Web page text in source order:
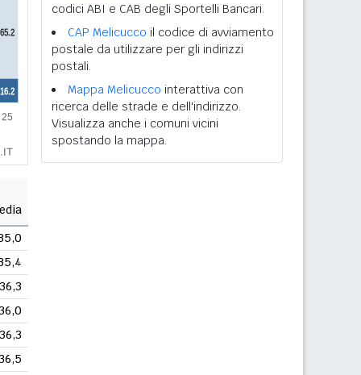
36,3
36,3
codici ABI e CAB degli Sportelli Bancari.
CAP Melicucco il codice di avviamento
postale da utilizzare per gli indirizzi
postali.
Mappa Melicucco interattiva con
ricerca delle strade e dell'indirizzo.
Visualizza anche i comuni vicini
spostando la mappa.